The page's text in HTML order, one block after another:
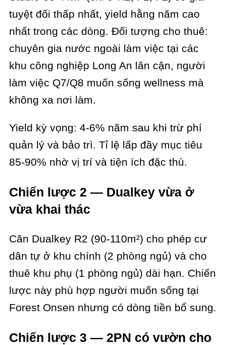
tuyệt đối thấp nhất, yield hằng năm cao
nhất trong các dòng. Đối tượng cho thuê:
chuyên gia nước ngoài làm việc tại các
khu công nghiệp Long An lân cận, người
làm việc Q7/Q8 muốn sống wellness mà
không xa nơi làm.
Yield kỳ vọng: 4-6% năm sau khi trừ phí
quản lý và bảo trì. Tỉ lệ lấp đầy mục tiêu
85-90% nhờ vị trí và tiện ích đặc thù.
Chiến lược 2 — Dualkey vừa ở
vừa khai thác
Căn Dualkey R2 (90-110m²) cho phép cư
dân tự ở khu chính (2 phòng ngủ) và cho
thuê khu phụ (1 phòng ngủ) dài hạn. Chiến
lược này phù hợp người muốn sống tại
Forest Onsen nhưng có dòng tiền bổ sung.
Chiến lược 3 — 2PN có vườn cho